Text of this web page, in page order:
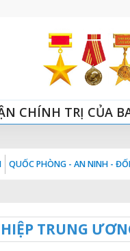
CHÍNH TRỊ CỦA
QUỐC PHÒNG - AN NINH -
TRUNG